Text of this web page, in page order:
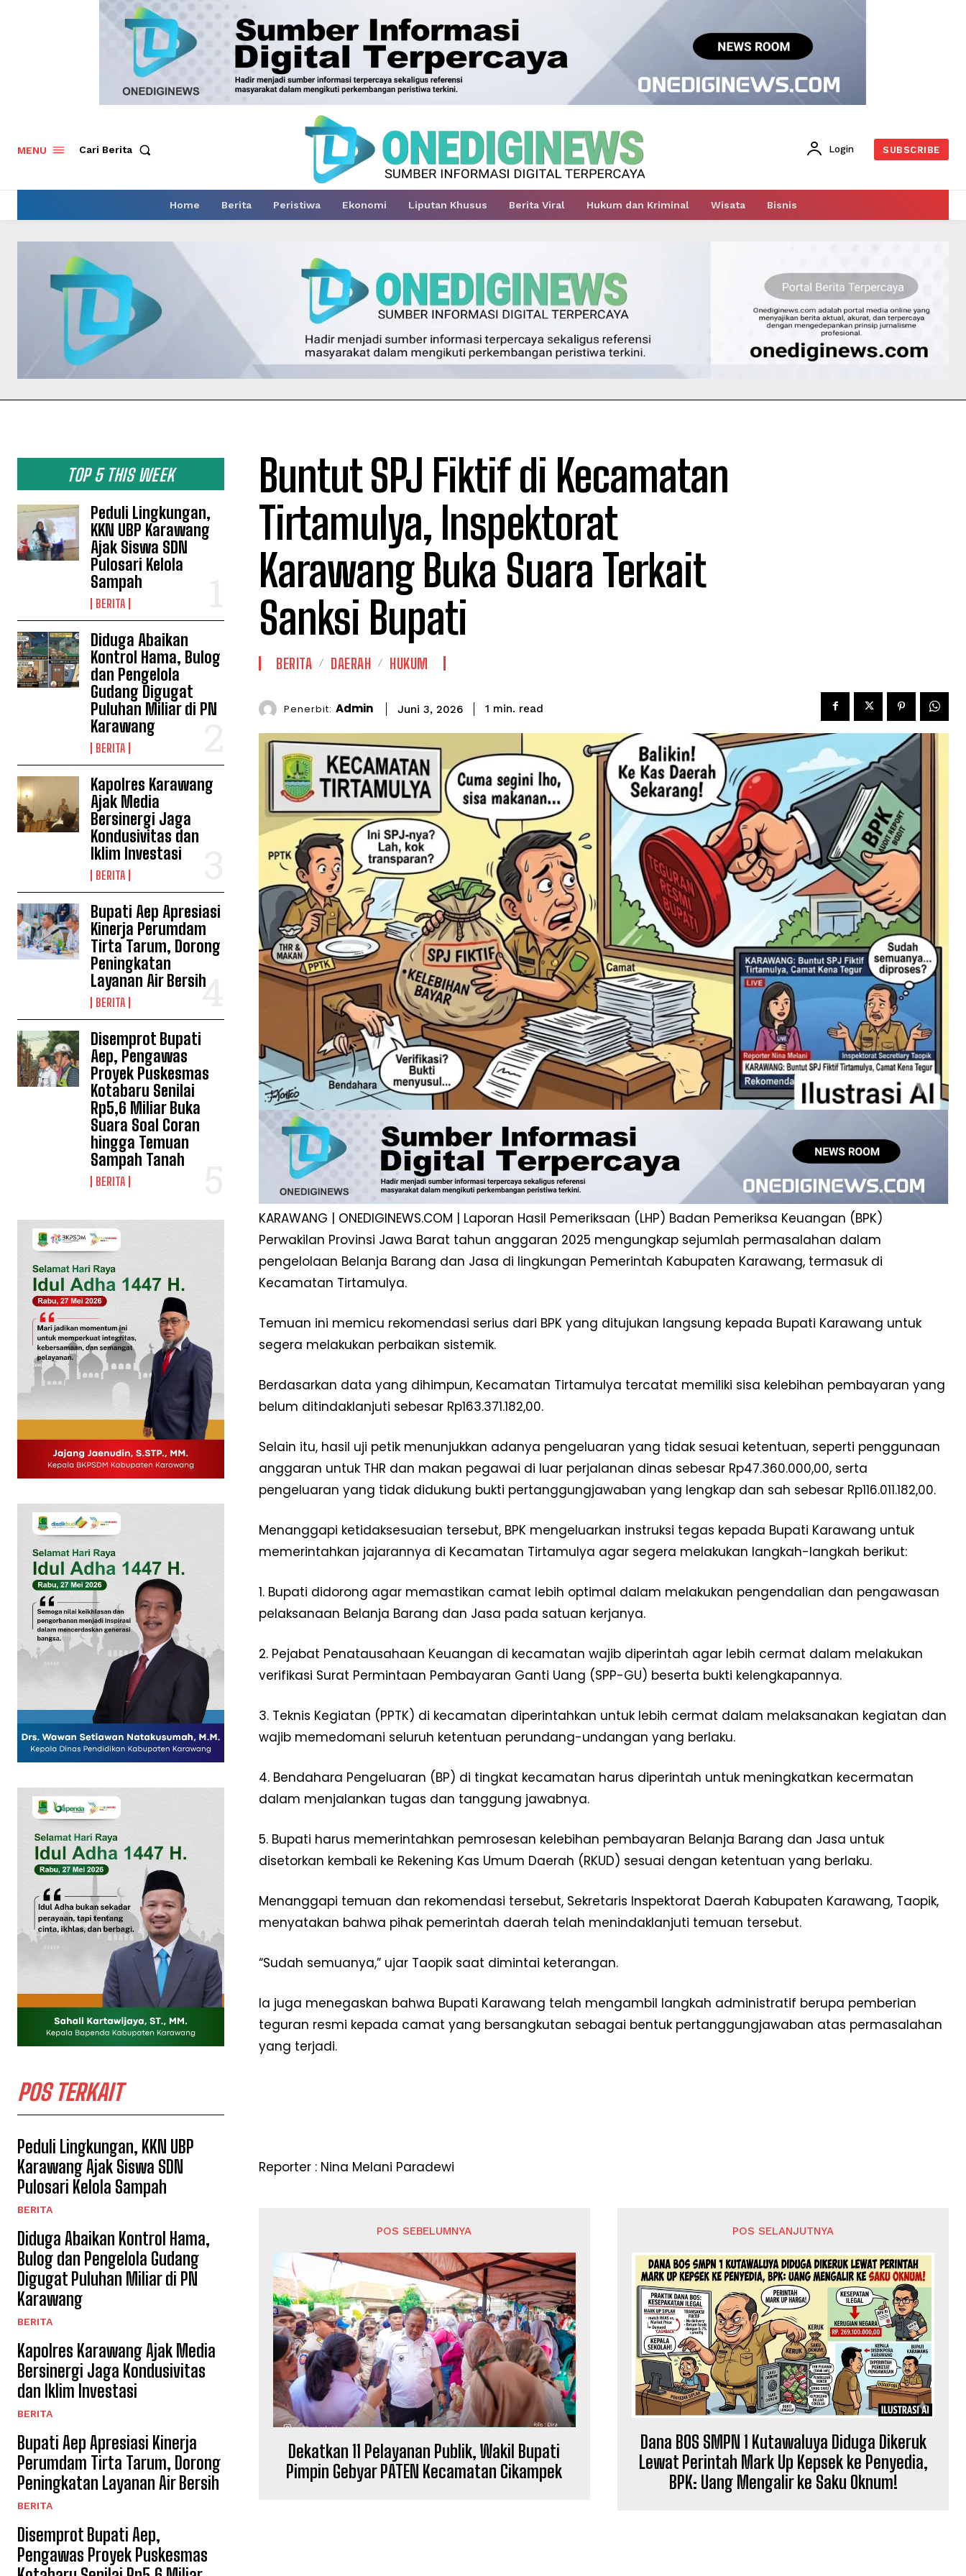
News Week
SUBSCRIBE NOW
Company
Kontak Kami
Redaksi
Tentang Kami
Indeks Berita
MENU Cari Berita Login SUBSCRIBE
Home Berita Peristiwa Ekonomi Liputan Khusus Berita Viral Hukum dan Kriminal Wisata Bisnis
TOP 5 THIS WEEK
Peduli Lingkungan,
KKN UBP Karawang
Ajak Siswa SDN
Pulosari Kelola
Sampah
BERITA
Diduga Abaikan
Kontrol Hama, Bulog
dan Pengelola
Gudang Digugat
Puluhan Miliar di PN
Karawang
BERITA
Kapolres Karawang
Ajak Media
Bersinergi Jaga
Kondusivitas dan
Iklim Investasi
BERITA
Bupati Aep Apresiasi
Kinerja Perumdam
Tirta Tarum, Dorong
Peningkatan
Layanan Air Bersih
BERITA
Disemprot Bupati
Aep, Pengawas
Proyek Puskesmas
Kotabaru Senilai
Rp5,6 Miliar Buka
Suara Soal Coran
hingga Temuan
Sampah Tanah
BERITA
POS TERKAIT
Peduli Lingkungan, KKN UBP
Karawang Ajak Siswa SDN
Pulosari Kelola Sampah
BERITA
Diduga Abaikan Kontrol Hama,
Bulog dan Pengelola Gudang
Digugat Puluhan Miliar di PN
Karawang
BERITA
Kapolres Karawang Ajak Media
Bersinergi Jaga Kondusivitas
dan Iklim Investasi
BERITA
Bupati Aep Apresiasi Kinerja
Perumdam Tirta Tarum, Dorong
Peningkatan Layanan Air Bersih
BERITA
Disemprot Bupati Aep,
Pengawas Proyek Puskesmas
Buntut SPJ Fiktif di Kecamatan
Tirtamulya, Inspektorat
Karawang Buka Suara Terkait
Sanksi Bupati
BERITA DAERAH HUKUM
Penerbit: Admin Juni 3, 2026 1 min. read
KARAWANG | ONEDIGINEWS.COM | Laporan Hasil Pemeriksaan (LHP) Badan Pemeriksa Keuangan (BPK)
Perwakilan Provinsi Jawa Barat tahun anggaran 2025 mengungkap sejumlah permasalahan dalam
pengelolaan Belanja Barang dan Jasa di lingkungan Pemerintah Kabupaten Karawang, termasuk di
Kecamatan Tirtamulya.
Temuan ini memicu rekomendasi serius dari BPK yang ditujukan langsung kepada Bupati Karawang untuk
segera melakukan perbaikan sistemik.
Berdasarkan data yang dihimpun, Kecamatan Tirtamulya tercatat memiliki sisa kelebihan pembayaran yang
belum ditindaklanjuti sebesar Rp163.371.182,00.
Selain itu, hasil uji petik menunjukkan adanya pengeluaran yang tidak sesuai ketentuan, seperti penggunaan
anggaran untuk THR dan makan pegawai di luar perjalanan dinas sebesar Rp47.360.000,00, serta
pengeluaran yang tidak didukung bukti pertanggungjawaban yang lengkap dan sah sebesar Rp116.011.182,00.
Menanggapi ketidaksesuaian tersebut, BPK mengeluarkan instruksi tegas kepada Bupati Karawang untuk
memerintahkan jajarannya di Kecamatan Tirtamulya agar segera melakukan langkah-langkah berikut:
1. Bupati didorong agar memastikan camat lebih optimal dalam melakukan pengendalian dan pengawasan
pelaksanaan Belanja Barang dan Jasa pada satuan kerjanya.
2. Pejabat Penatausahaan Keuangan di kecamatan wajib diperintah agar lebih cermat dalam melakukan
verifikasi Surat Permintaan Pembayaran Ganti Uang (SPP-GU) beserta bukti kelengkapannya.
3. Teknis Kegiatan (PPTK) di kecamatan diperintahkan untuk lebih cermat dalam melaksanakan kegiatan dan
wajib memedomani seluruh ketentuan perundang-undangan yang berlaku.
4. Bendahara Pengeluaran (BP) di tingkat kecamatan harus diperintah untuk meningkatkan kecermatan
dalam menjalankan tugas dan tanggung jawabnya.
5. Bupati harus memerintahkan pemrosesan kelebihan pembayaran Belanja Barang dan Jasa untuk
disetorkan kembali ke Rekening Kas Umum Daerah (RKUD) sesuai dengan ketentuan yang berlaku.
Menanggapi temuan dan rekomendasi tersebut, Sekretaris Inspektorat Daerah Kabupaten Karawang, Taopik,
menyatakan bahwa pihak pemerintah daerah telah menindaklanjuti temuan tersebut.
“Sudah semuanya,” ujar Taopik saat dimintai keterangan.
Ia juga menegaskan bahwa Bupati Karawang telah mengambil langkah administratif berupa pemberian
teguran resmi kepada camat yang bersangkutan sebagai bentuk pertanggungjawaban atas permasalahan
yang terjadi.
Reporter : Nina Melani Paradewi
POS SEBELUMNYA
Dekatkan 11 Pelayanan Publik, Wakil Bupati
Pimpin Gebyar PATEN Kecamatan Cikampek
POS SELANJUTNYA
Dana BOS SMPN 1 Kutawaluya Diduga Dikeruk
Lewat Perintah Mark Up Kepsek ke Penyedia,
BPK: Uang Mengalir ke Saku Oknum!